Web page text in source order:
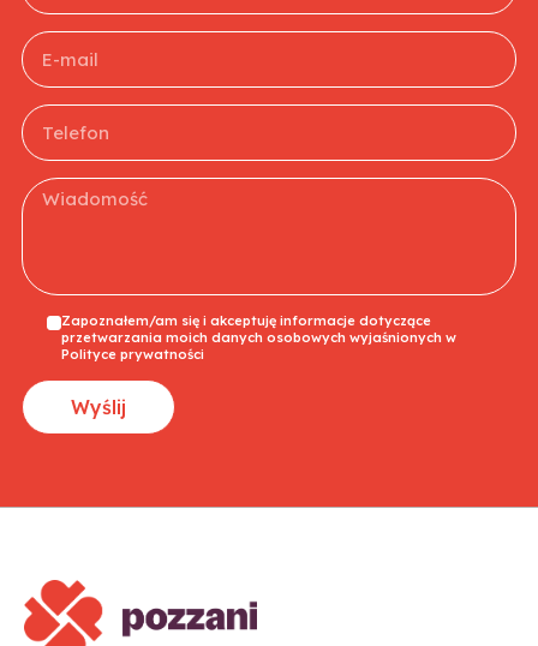
Zapoznałem/am się i akceptuję informacje dotyczące
przetwarzania moich danych osobowych wyjaśnionych w
Polityce prywatności
Wyślij